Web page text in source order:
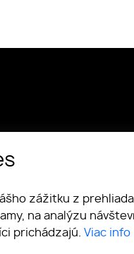
zážitku z
na analýzu
prichádzajú. Viac info